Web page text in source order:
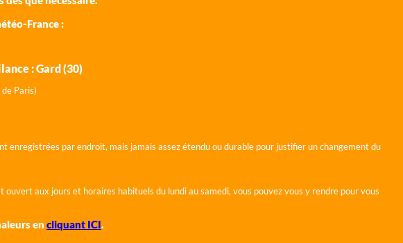
France :
: Gard (30)
Paris)
enregistrées par endroit, mais jamais assez étendu ou durable pour justifier un changement du
aux jours et horaires habituels du lundi au samedi, vous pouvez vous y rendre pour vous
en cliquant ICI.